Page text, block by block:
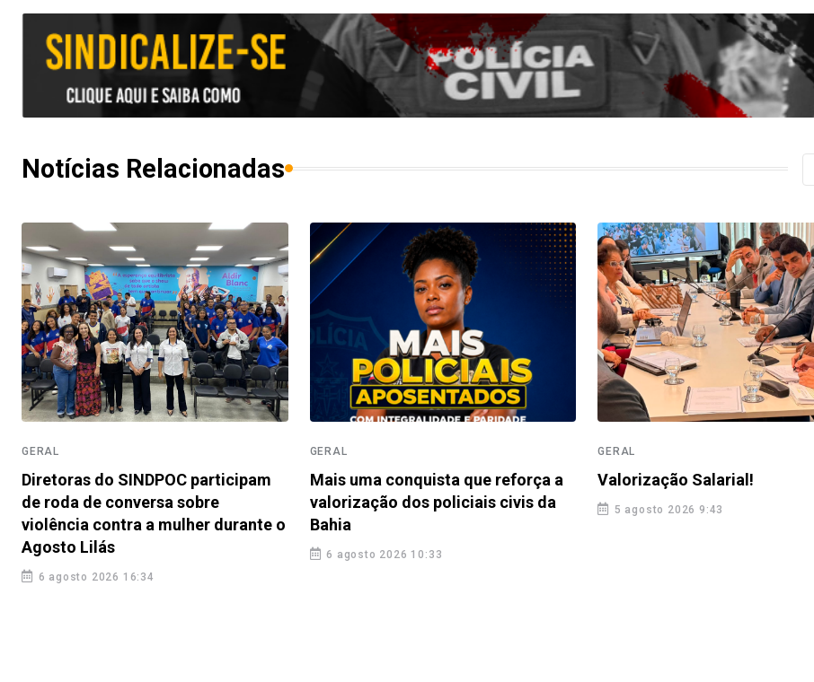
Notícias Relacionadas
GERAL
Diretoras do SINDPOC participam
de roda de conversa sobre
violência contra a mulher durante o
Agosto Lilás
6 agosto 2026 16:34
GERAL
Mais uma conquista que reforça a
valorização dos policiais civis da
Bahia
6 agosto 2026 10:33
GERAL
Valorização Salarial!
5 agosto 2026 9:43